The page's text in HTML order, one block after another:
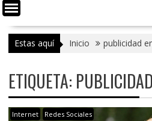
Estas aquí Inicio publicidad
ETIQUETA:
Internet Redes Sociales